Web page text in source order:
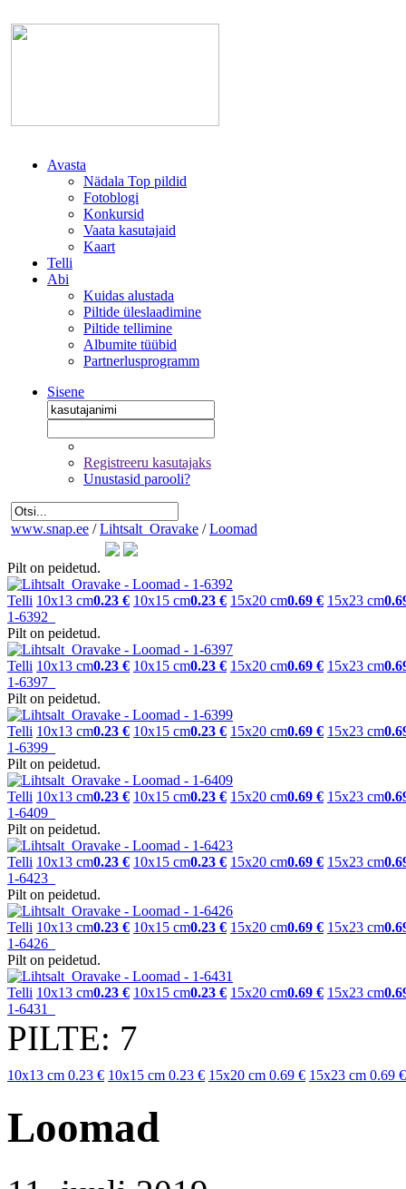
Avasta
Nädala Top pildid
Fotoblogi
Konkursid
Vaata kasutajaid
Kaart
Telli
Abi
Kuidas alustada
Piltide üleslaadimine
Piltide tellimine
Albumite tüübid
Partnerlusprogramm
Sisene
Registreeru kasutajaks
Unustasid parooli?
www.snap.ee / Lihtsalt_Oravake / Loomad
Pilt on peidetud.
Telli 10x13 cm0.23 € 10x15 cm0.23 € 15x20 cm0.69 € 15x23 cm
1-6392
Pilt on peidetud.
Telli 10x13 cm0.23 € 10x15 cm0.23 € 15x20 cm0.69 € 15x23 cm
1-6397
Pilt on peidetud.
Telli 10x13 cm0.23 € 10x15 cm0.23 € 15x20 cm0.69 € 15x23 cm
1-6399
Pilt on peidetud.
Telli 10x13 cm0.23 € 10x15 cm0.23 € 15x20 cm0.69 € 15x23 cm
1-6409
Pilt on peidetud.
Telli 10x13 cm0.23 € 10x15 cm0.23 € 15x20 cm0.69 € 15x23 cm
1-6423
Pilt on peidetud.
Telli 10x13 cm0.23 € 10x15 cm0.23 € 15x20 cm0.69 € 15x23 cm
1-6426
Pilt on peidetud.
Telli 10x13 cm0.23 € 10x15 cm0.23 € 15x20 cm0.69 € 15x23 cm
1-6431
PILTE: 7
10x13 cm 0.23 € 10x15 cm 0.23 € 15x20 cm 0.69 € 15x23 cm 0.69 €
Loomad